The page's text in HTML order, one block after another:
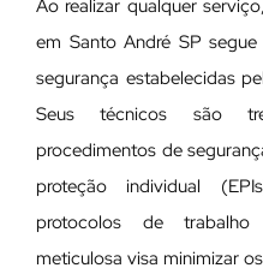
Ao realizar qualquer
em Santo André SP
segurança estabelecidas
Seus técnicos são
procedimentos de
proteção individual
protocolos de trabalho
meticulosa visa minimizar